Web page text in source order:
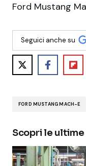
Ford Mustang
Seguici anche su
FORD MUSTANG MACH-E
Scopri le